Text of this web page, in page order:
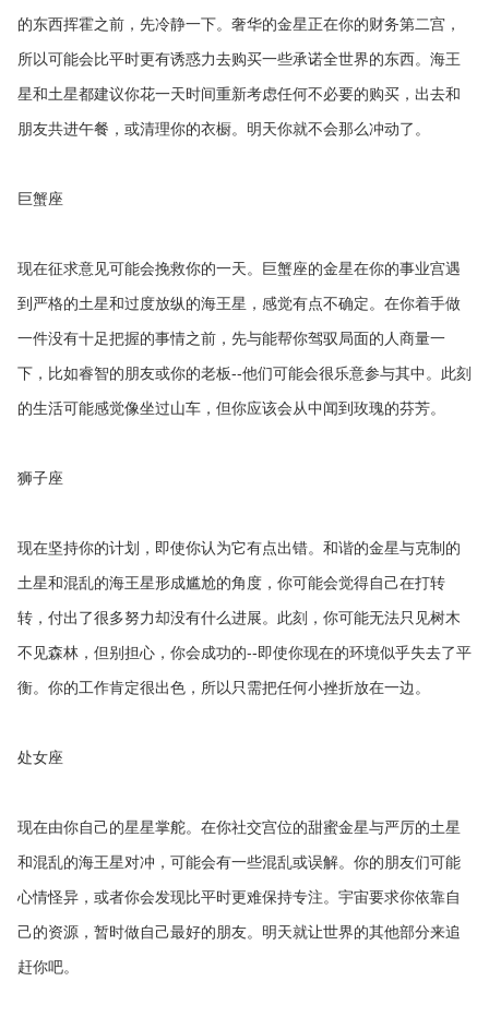
的东西挥霍之前，先冷静一下。奢华的金星正在你的财务第二宫，
所以可能会比平时更有诱惑力去购买一些承诺全世界的东西。海王
星和土星都建议你花一天时间重新考虑任何不必要的购买，出去和
朋友共进午餐，或清理你的衣橱。明天你就不会那么冲动了。
巨蟹座
现在征求意见可能会挽救你的一天。巨蟹座的金星在你的事业宫遇
到严格的土星和过度放纵的海王星，感觉有点不确定。在你着手做
一件没有十足把握的事情之前，先与能帮你驾驭局面的人商量一
下，比如睿智的朋友或你的老板--他们可能会很乐意参与其中。此刻
的生活可能感觉像坐过山车，但你应该会从中闻到玫瑰的芬芳。
狮子座
现在坚持你的计划，即使你认为它有点出错。和谐的金星与克制的
土星和混乱的海王星形成尴尬的角度，你可能会觉得自己在打转
转，付出了很多努力却没有什么进展。此刻，你可能无法只见树木
不见森林，但别担心，你会成功的--即使你现在的环境似乎失去了平
衡。你的工作肯定很出色，所以只需把任何小挫折放在一边。
处女座
现在由你自己的星星掌舵。在你社交宫位的甜蜜金星与严厉的土星
和混乱的海王星对冲，可能会有一些混乱或误解。你的朋友们可能
心情怪异，或者你会发现比平时更难保持专注。宇宙要求你依靠自
己的资源，暂时做自己最好的朋友。明天就让世界的其他部分来追
赶你吧。